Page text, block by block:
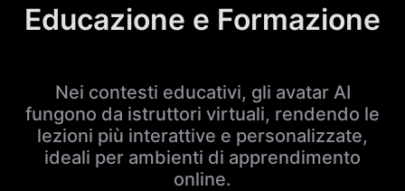
Educazione e Formazione
Nei contesti educativi, gli avatar AI
fungono da istruttori virtuali, rendendo le
lezioni più interattive e personalizzate,
ideali per ambienti di apprendimento
online.